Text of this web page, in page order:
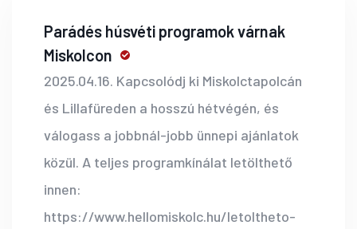
Parádés húsvéti programok várnak
Miskolcon
2025.04.16. Kapcsolódj ki Miskolctapolcán
és Lillafüreden a hosszú hétvégén, és
válogass a jobbnál-jobb ünnepi ajánlatok
közül. A teljes programkínálat letölthető
innen:
https://www.hellomiskolc.hu/letoltheto-